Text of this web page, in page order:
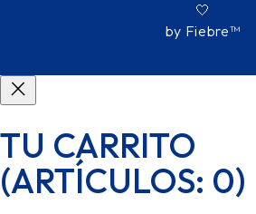
🤍
by Fiebre™
TU CARRITO
(ARTÍCULOS: 0)